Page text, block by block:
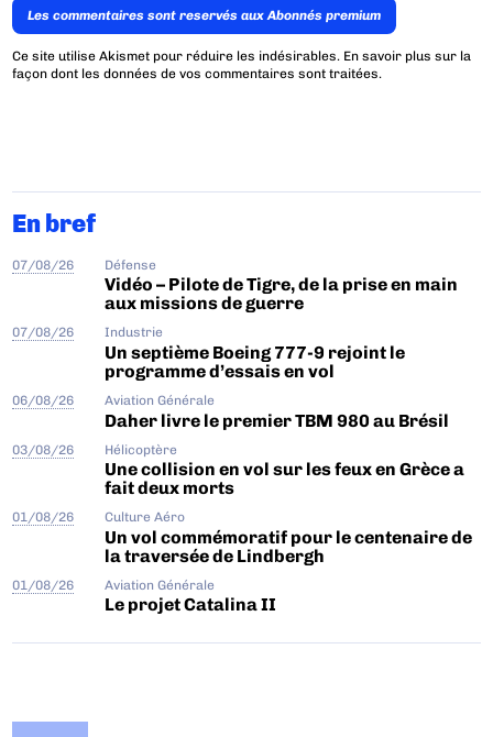
Les commentaires sont reservés aux Abonnés premium
Ce site utilise Akismet pour réduire les indésirables. En savoir plus sur la
façon dont les données de vos commentaires sont traitées.
En bref
07/08/26 Défense
Vidéo – Pilote de Tigre, de la prise en main
aux missions de guerre
07/08/26 Industrie
Un septième Boeing 777-9 rejoint le
programme d’essais en vol
06/08/26 Aviation Générale
Daher livre le premier TBM 980 au Brésil
03/08/26 Hélicoptère
Une collision en vol sur les feux en Grèce a
fait deux morts
01/08/26 Culture Aéro
Un vol commémoratif pour le centenaire de
la traversée de Lindbergh
01/08/26 Aviation Générale
Le projet Catalina II